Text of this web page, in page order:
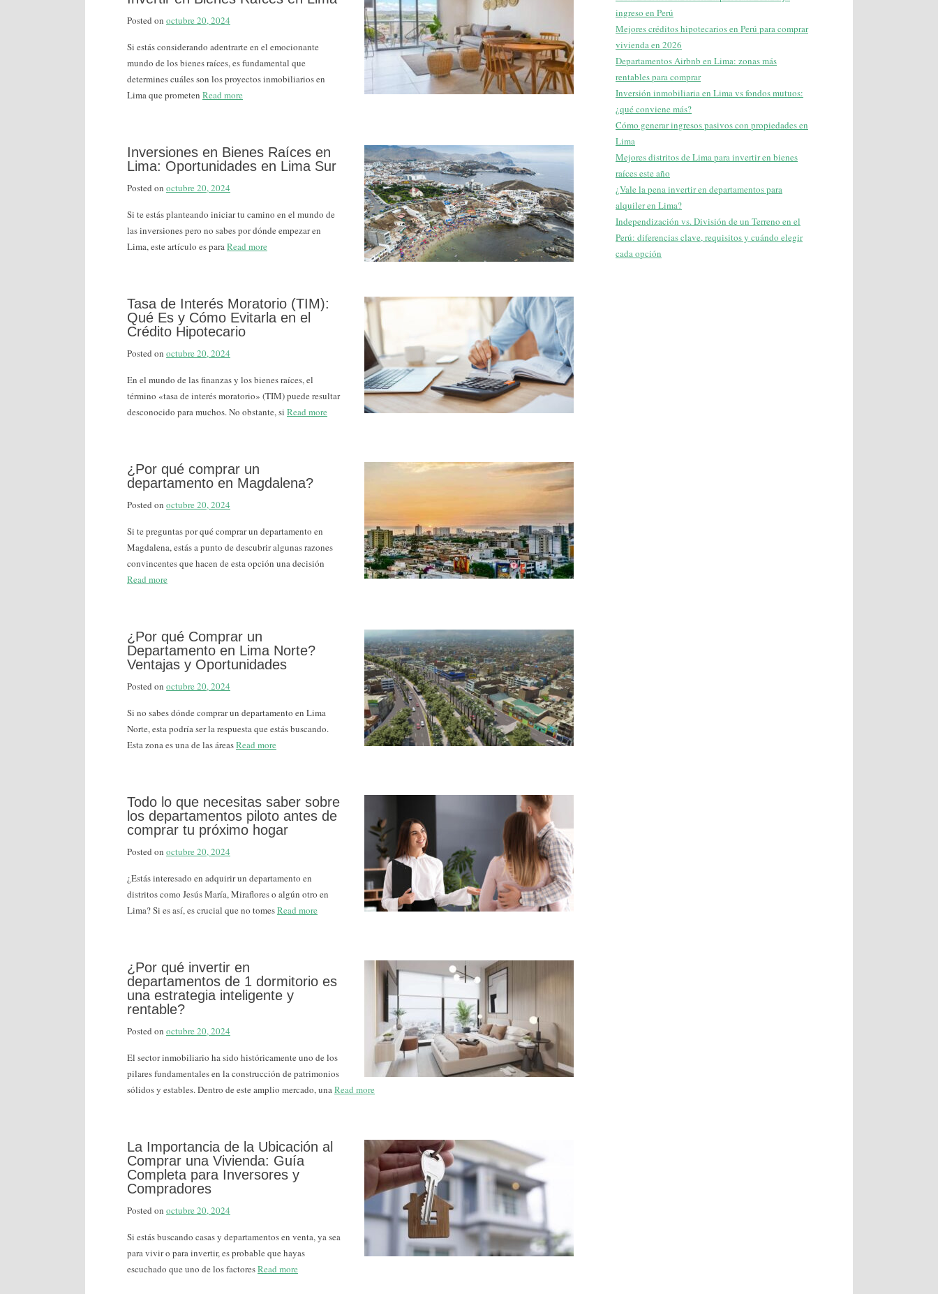
Posted on octubre 20, 2024
Si estás considerando adentrarte en el emocionante
mundo de los bienes raíces, es fundamental que
determines cuáles son los proyectos inmobiliarios en
Lima que prometen Read more
Inversiones en Bienes Raíces en
Lima: Oportunidades en Lima Sur
Posted on octubre 20, 2024
Si te estás planteando iniciar tu camino en el mundo de
las inversiones pero no sabes por dónde empezar en
Lima, este artículo es paraRead more
Tasa de Interés Moratorio (TIM):
Qué Es y Cómo Evitarla en el
Crédito Hipotecario
Posted on octubre 20, 2024
En el mundo de las finanzas y los bienes raíces, el
término «tasa de interés moratorio» (TIM) puede resultar
desconocido para muchos. No obstante, si Read more
¿Por qué comprar un
departamento en Magdalena?
Posted on octubre 20, 2024
Si te preguntas por qué comprar un departamento en
Magdalena, estás a punto de descubrir algunas razones
convincentes que hacen de esta opción una decisión
Read more
¿Por qué Comprar un
Departamento en Lima Norte?
Ventajas y Oportunidades
Posted on octubre 20, 2024
Si no sabes dónde comprar un departamento en Lima
Norte, esta podría ser la respuesta que estás buscando.
Esta zona es una de las áreasRead more
Todo lo que necesitas saber sobre
los departamentos piloto antes de
comprar tu próximo hogar
Posted on octubre 20, 2024
¿Estás interesado en adquirir un departamento en
distritos como Jesús María, Miraflores o algún otro en
Lima? Si es así, es crucial que no tomesRead more
¿Por qué invertir en
departamentos de 1 dormitorio es
una estrategia inteligente y
rentable?
Posted on octubre 20, 2024
El sector inmobiliario ha sido históricamente uno de los
pilares fundamentales en la construcción de patrimonios
sólidos y estables. Dentro de este amplio mercado, unaRead more
La Importancia de la Ubicación al
Comprar una Vivienda: Guía
Completa para Inversores y
Compradores
Posted on octubre 20, 2024
Si estás buscando casas y departamentos en venta, ya sea
para vivir o para invertir, es probable que hayas
escuchado que uno de los factoresRead more
ingreso en Perú
Mejores créditos hipotecarios en Perú para comprar
vivienda en 2026
Departamentos Airbnb en Lima: zonas más
rentables para comprar
Inversión inmobiliaria en Lima vs fondos mutuos:
¿qué conviene más?
Cómo generar ingresos pasivos con propiedades en
Lima
Mejores distritos de Lima para invertir en bienes
raíces este año
¿Vale la pena invertir en departamentos para
alquiler en Lima?
Independización vs. División de un Terreno en el
Perú: diferencias clave, requisitos y cuándo elegir
cada opción